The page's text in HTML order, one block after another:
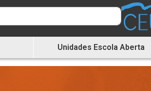
Unidades Escola Aberta